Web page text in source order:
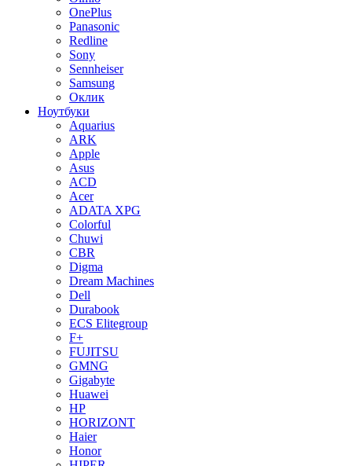
OnePlus
Panasonic
Redline
Sony
Sennheiser
Samsung
Оклик
Ноутбуки
Aquarius
ARK
Apple
Asus
ACD
Acer
ADATA XPG
Colorful
Chuwi
CBR
Digma
Dream Machines
Dell
Durabook
ECS Elitegroup
F+
FUJITSU
GMNG
Gigabyte
Huawei
HP
HORIZONT
Haier
Honor